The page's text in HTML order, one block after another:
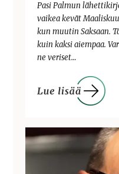
Pasi Palmun
vaikea kevät
kun muutin Saksaan.
kuin kaksi aiempaa.
ne veriset…